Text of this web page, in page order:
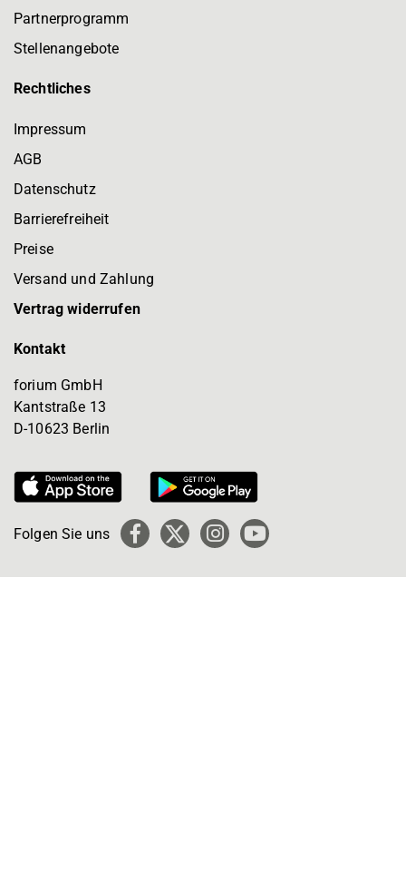
Partnerprogramm
Stellenangebote
Rechtliches
Impressum
AGB
Datenschutz
Barrierefreiheit
Preise
Versand und Zahlung
Vertrag widerrufen
Kontakt
forium GmbH
Kantstraße 13
D-10623 Berlin
Folgen Sie uns Facebook
X
Instagram